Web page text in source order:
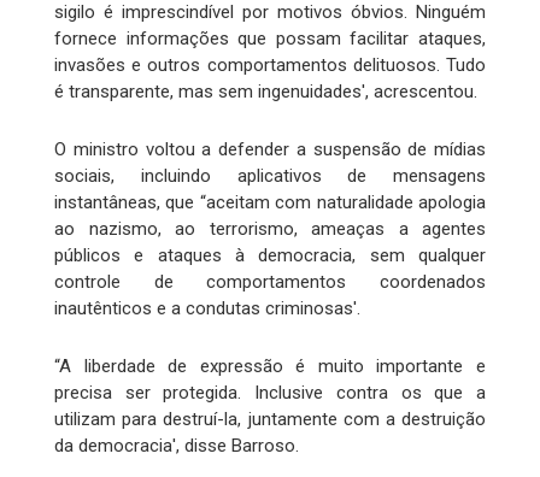
sigilo é imprescindível por motivos óbvios. Ninguém
fornece informações que possam facilitar ataques,
invasões e outros comportamentos delituosos. Tudo
é transparente, mas sem ingenuidades', acrescentou.
O ministro voltou a defender a suspensão de mídias
sociais, incluindo aplicativos de mensagens
instantâneas, que “aceitam com naturalidade apologia
ao nazismo, ao terrorismo, ameaças a agentes
públicos e ataques à democracia, sem qualquer
controle de comportamentos coordenados
inautênticos e a condutas criminosas'.
“A liberdade de expressão é muito importante e
precisa ser protegida. Inclusive contra os que a
utilizam para destruí-la, juntamente com a destruição
da democracia', disse Barroso.